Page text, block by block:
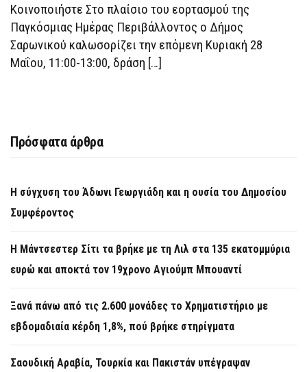
Κοινοποιήστε Στο πλαίσιο του εορτασμού της
Παγκόσμιας Ημέρας Περιβάλλοντος ο Δήμος
Σαρωνικού καλωσορίζει την επόμενη Κυριακή 28
Μαΐου, 11:00-13:00, δράση […]
Πρόσφατα άρθρα
Η σύγχυση του Άδωνι Γεωργιάδη και η ουσία του Δημοσίου
Συμφέροντος
Η Μάντσεστερ Σίτι τα βρήκε με τη Λιλ στα 135 εκατομμύρια
ευρώ και αποκτά τον 19χρονο Αγιούμπ Μπουαντί
Ξανά πάνω από τις 2.600 μονάδες το Χρηματιστήριο με
εβδομαδιαία κέρδη 1,8%, πού βρήκε στηρίγματα
Σαουδική Αραβία, Τουρκία και Πακιστάν υπέγραψαν